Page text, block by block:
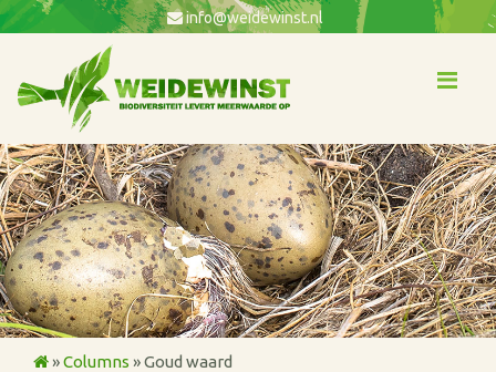
info@weidewinst.nl
»Columns »Goud waard